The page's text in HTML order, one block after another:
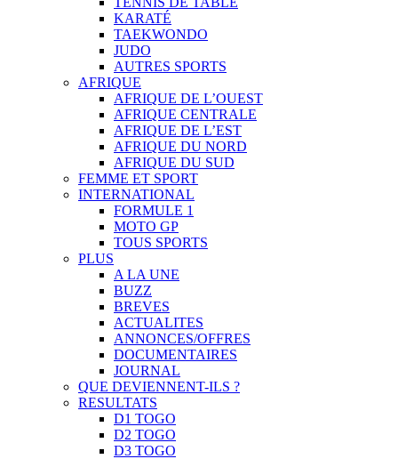
KARATÉ
TAEKWONDO
JUDO
AUTRES SPORTS
AFRIQUE
AFRIQUE DE L’OUEST
AFRIQUE CENTRALE
AFRIQUE DE L’EST
AFRIQUE DU NORD
AFRIQUE DU SUD
FEMME ET SPORT
INTERNATIONAL
FORMULE 1
MOTO GP
TOUS SPORTS
PLUS
A LA UNE
BUZZ
BREVES
ACTUALITES
ANNONCES/OFFRES
DOCUMENTAIRES
JOURNAL
QUE DEVIENNENT-ILS ?
RESULTATS
D1 TOGO
D2 TOGO
D3 TOGO